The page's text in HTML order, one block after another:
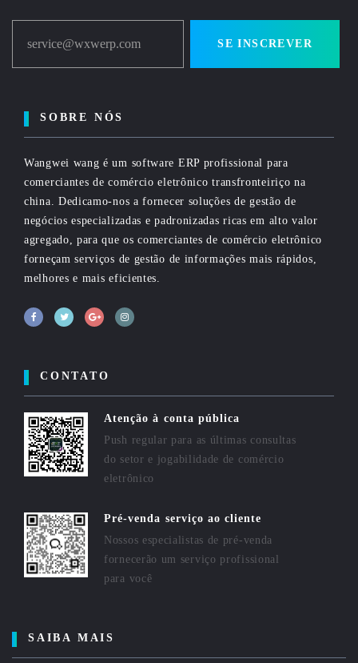
service@wxwerp.com SE INSCREVER
SOBRE NÓS
Wangwei wang é um software ERP profissional para
comerciantes de comércio eletrônico transfronteiriço na
china. Dedicamo-nos a fornecer soluções de gestão de
negócios especializadas e padronizadas ricas em alto valor
agregado, para que os comerciantes de comércio eletrônico
forneçam serviços de gestão de informações mais rápidos,
melhores e mais eficientes.
CONTATO
Atenção à conta pública
Push regular para as últimas consultas
do setor e jogabilidade de comércio
eletrônico
Pré-venda serviço ao cliente
Nossos especialistas de pré-venda
fornecerão um serviço profissional
para você
SAIBA MAIS